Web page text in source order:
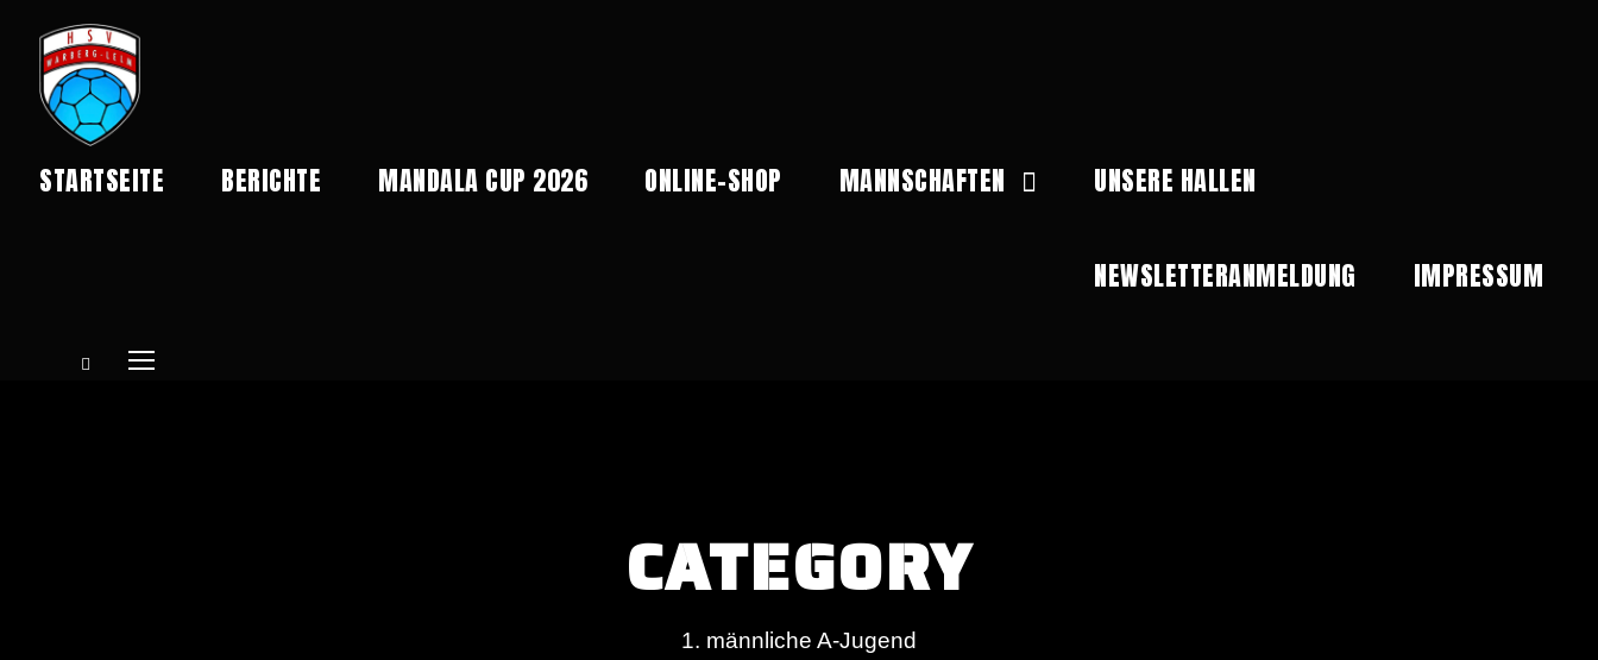
STARTSEITE BERICHTE MANDALA CUP 2026 ONLINE-SHOP MANNSCHAFTEN UNSERE HALLEN
NEWSLETTERANMELDUNG IMPRESSUM
CATEGORY
1. männliche A-Jugend